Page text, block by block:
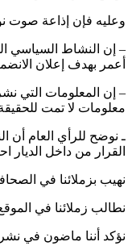
وعليه فإن إذاعة صوت
أعمر بهدف إعلان
– إن المعلومات التي
معلومات لا تمت
ـ نوضح للرأي العام
القرار من داخل الديار
نهيب بزملائنا في
نطالب زملائنا في
نؤكد أننا ماضون في